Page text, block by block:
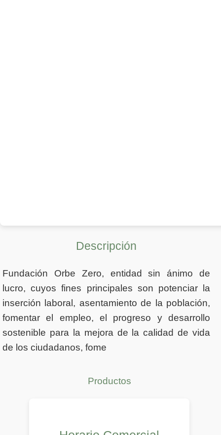
Descripción
Fundación Orbe Zero, entidad sin ánimo de
lucro, cuyos fines principales son potenciar la
inserción laboral, asentamiento de la población,
fomentar el empleo, el progreso y desarrollo
sostenible para la mejora de la calidad de vida
de los ciudadanos, fome
Productos